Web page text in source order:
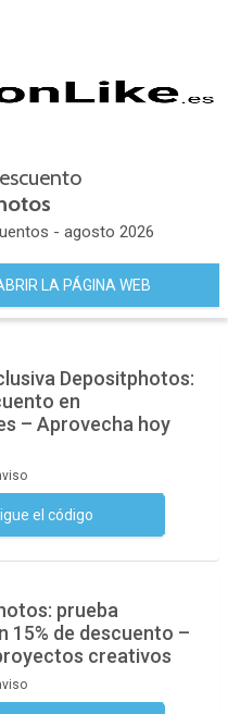
- agosto 2026
LA PÁGINA WEB
Depositphotos:
en
– Aprovecha hoy
el código
prueba
15% de descuento –
creativos